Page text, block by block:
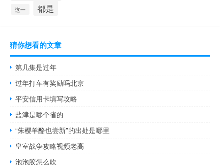
这一 都是
猜你想看的文章
第几集是过年
过年打车有奖励吗北京
平安信用卡填写攻略
盐津是哪个省的
“朱樱羊酪也尝新”的出处是哪里
皇室战争攻略视频老高
泡泡胶怎么吹